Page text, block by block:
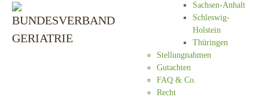
Sachsen-Anhalt
Schleswig-
Holstein
Thüringen
Stellungnahmen
Gutachten
FAQ & Co.
Recht